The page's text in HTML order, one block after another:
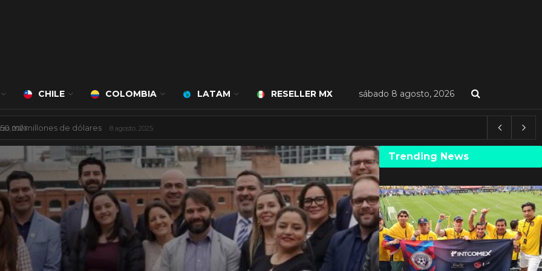
CHILE COLOMBIA LATAM RESELLER MX sábado 8 agosto, 2026
a cargo de Bert Milan 24 marzo, 2026
Trending News